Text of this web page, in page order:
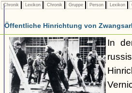
Chronik Lexikon Chronik Gruppe Person Lexikon
Öffentliche Hinrichtung von
In